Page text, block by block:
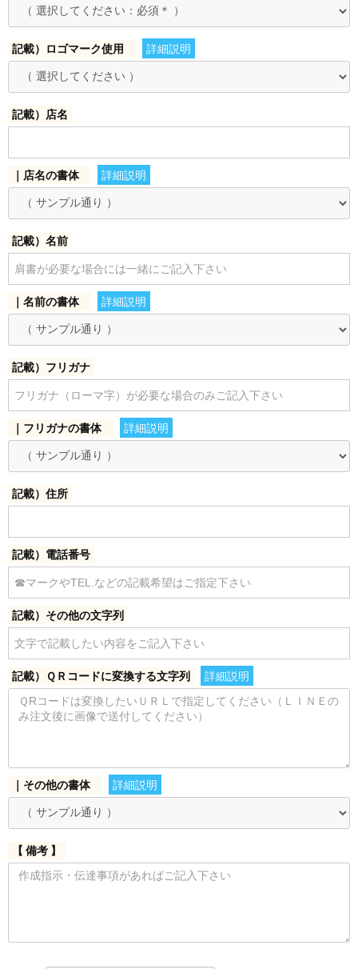
記載）ロゴマーク使用 詳細説明
記載）店名
｜店名の書体 詳細説明
記載）名前
｜名前の書体 詳細説明
記載）フリガナ
｜フリガナの書体 詳細説明
記載）住所
記載）電話番号
記載）その他の文字列
記載）ＱＲコードに変換する文字列 詳細説明
｜その他の書体 詳細説明
【 備考 】
お買い物を続ける